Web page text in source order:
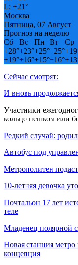
L: +21°
Москва
Пятница, 07 Август
Прогноз на неделю
Сб
Вс Пн Вт Ср
+28°+23°+25°+25°+
+19°+16°+15°+16°+
Сейчас смотрят:
И вновь
Участники
кольцо пешком или
Редкий случай:
Автобус под
Метрополитен
10-летняя девочка
Почтальон 17 лет
теле
Младенец полярной
Новая станция
концепция